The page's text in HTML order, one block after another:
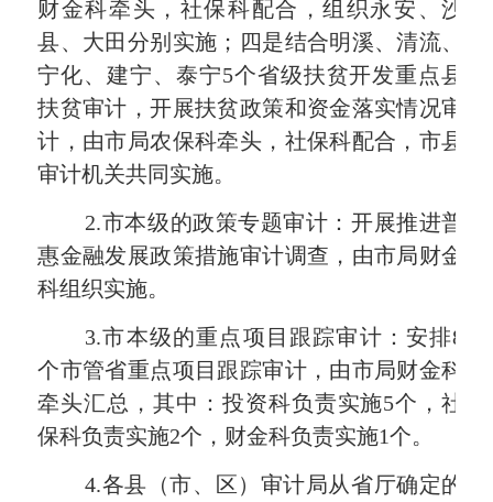
财金科牵头，社保科配合，组织永安、沙
县、大田分别实施；四是结合明溪、清流、
宁化、建宁、泰宁5个省级扶贫开发重点县
扶贫审计，开展扶贫政策和资金落实情况审
计，由市局农保科牵头，社保科配合，市县
审计机关共同实施。
2.市本级的政策专题审计：开展推进普
惠金融发展政策措施审计调查，由市局财金
科组织实施。
3.市本级的重点项目跟踪审计：安排8
个市管省重点项目跟踪审计，由市局财金科
牵头汇总，其中：投资科负责实施5个，社
保科负责实施2个，财金科负责实施1个。
4.各县（市、区）审计局从省厅确定的